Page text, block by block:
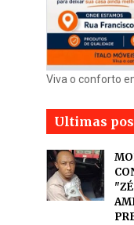
Viva o conforto
Ultimas